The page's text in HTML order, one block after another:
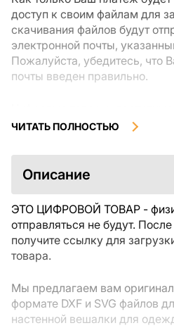
доступ к своим файлам для
скачивания файлов будут
электронной почты,
Пожалуйста, убедитесь, что
почты введен правильно.
загрузки, не подлежат
ознакомиться с описанием
интересующие Вас вопросы
свяжитесь с продавцом
ЧИТАТЬ ПОЛНОСТЬЮ
Описание
ЭТО ЦИФРОВОЙ ТОВАР -
отправляться не будут.
получите ссылку для
товара.
Мы предлагаем вам
формате DXF и SVG файлов
настенной вешалки для